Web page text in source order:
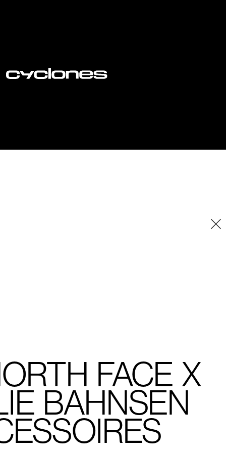
FACE X
BAHNSEN